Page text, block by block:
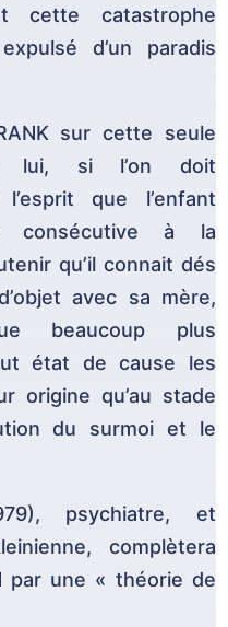
cette catastrophe
d’un paradis
sur cette seule
lui, si l’on doit
que l’enfant
consécutive à la
qu’il connait dés
avec sa mère,
beaucoup plus
état de cause les
origine qu’au stade
du surmoi et le
psychiatre, et
complètera
par une « théorie de